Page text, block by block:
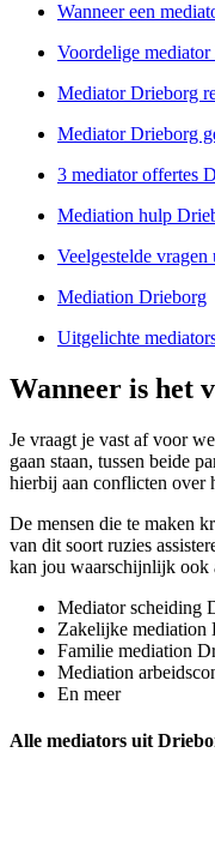
Wanneer een
Voordelige
Mediator Drieborg
Mediator Drieborg
3 mediator offertes
Mediation hulp
Veelgestelde
Mediation Drieborg
Uitgelichte
Wanneer is het
Je vraagt je vast af voor
gaan staan, tussen beide
hierbij aan conflicten over
De mensen die te maken
van dit soort ruzies
kan jou waarschijnlijk ook
Mediator scheiding
Zakelijke mediation
Familie mediation
Mediation
En meer
Alle mediators uit